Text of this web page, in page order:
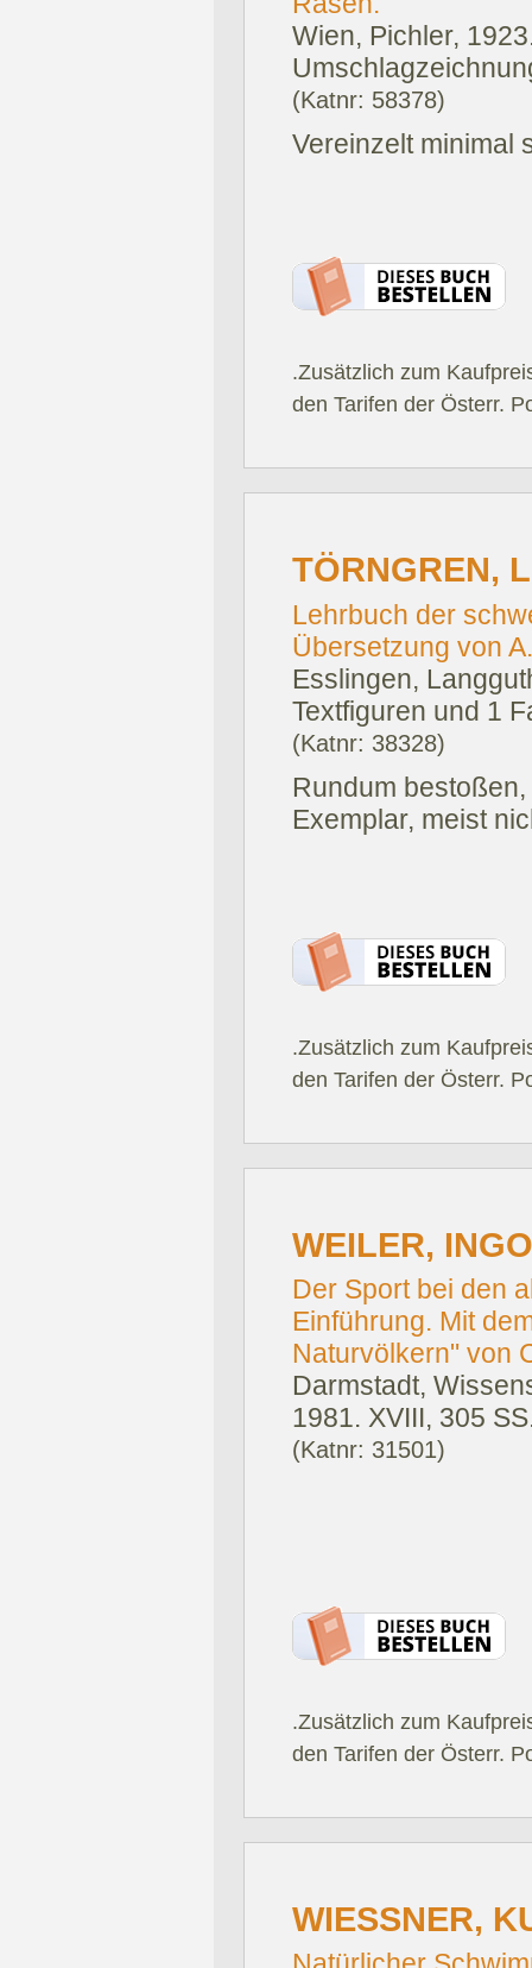
Wien, Pichler,
(Katnr: 58378)
Vereinzelt minimal
.Zusätzlich zum
den Tarifen der Österr.
TÖRNGREN,
Lehrbuch der
Übersetzung von
Esslingen,
Textfiguren und 1
(Katnr: 38328)
Rundum
Exemplar, meist
.Zusätzlich zum
den Tarifen der Österr.
WEILER,
Der Sport bei den
Einführung. Mit
Naturvölkern" von
Darmstadt,
1981. XVIII, 305
(Katnr: 31501)
.Zusätzlich zum
den Tarifen der Österr.
WIESSNER,